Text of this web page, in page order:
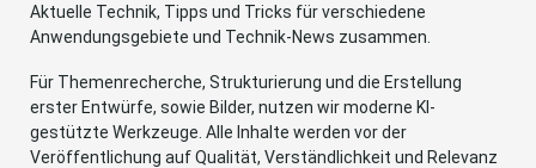
Aktuelle Technik, Tipps und Tricks für verschiedene
Anwendungsgebiete und Technik-News zusammen.
Für Themenrecherche, Strukturierung und die Erstellung
erster Entwürfe, sowie Bilder, nutzen wir moderne KI-
gestützte Werkzeuge. Alle Inhalte werden vor der
Veröffentlichung auf Qualität, Verständlichkeit und Relevanz